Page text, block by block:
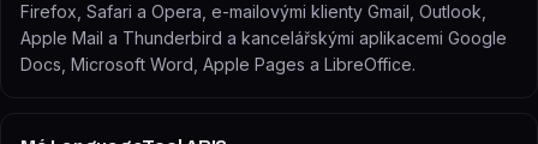
Firefox, Safari a Opera, e-mailovými klienty Gmail, Outlook,
Apple Mail a Thunderbird a kancelářskými aplikacemi Google
Docs, Microsoft Word, Apple Pages a LibreOffice.